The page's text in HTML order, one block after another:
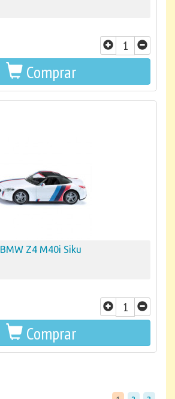
Comprar
BMW Z4 M40i Siku
Comprar